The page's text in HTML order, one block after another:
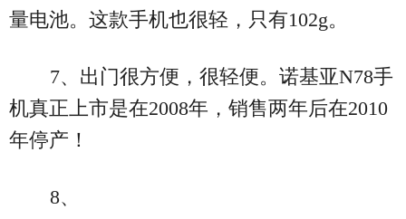
量电池。这款手机也很轻，只有102g。
7、出门很方便，很轻便。诺基亚N78手
机真正上市是在2008年，销售两年后在2010
年停产！
8、